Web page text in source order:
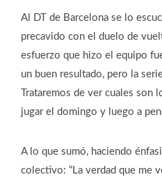
Al DT de Barcelona se lo
precavido con el duelo de
esfuerzo que hizo el equipo
un buen resultado, pero la
Trataremos de ver cuales son
jugar el domingo y luego a
A lo que sumó, haciendo
colectivo: “La verdad que me